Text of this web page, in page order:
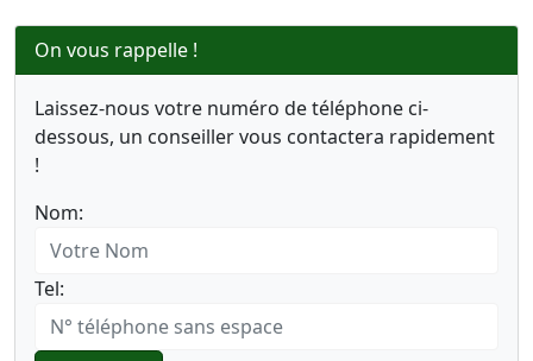
On vous rappelle !
Laissez-nous votre numéro de téléphone ci-
dessous, un conseiller vous contactera rapidement
!
Nom:
Tel: